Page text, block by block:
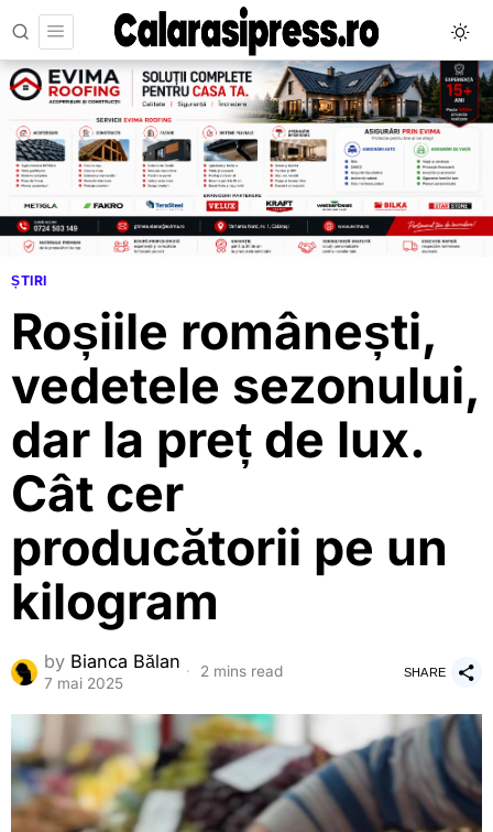
ȘTIRI
Roșiile românești,
vedetele sezonului,
dar la preț de lux.
Cât cer
producătorii pe un
kilogram
by Bianca Bălan
7 mai 2025
2 mins read SHARE